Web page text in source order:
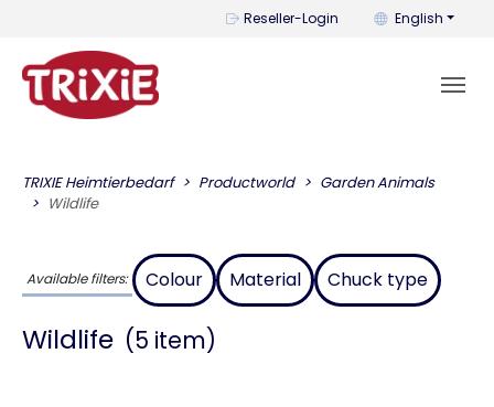
Reseller-Login You can
English
TRIXIE Heimtierbedarf Productworld
Garden Animals
Wildlife
Available filters: Colour Material Chuck type
Wildlife (5 item)